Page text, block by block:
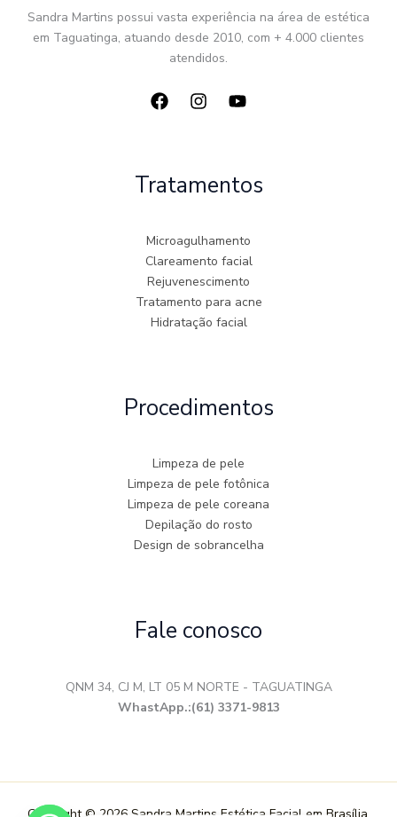
Sandra Martins possui vasta experiência na área de estética
em Taguatinga, atuando desde 2010, com + 4.000 clientes
atendidos.
Tratamentos
Microagulhamento
Clareamento facial
Rejuvenescimento
Tratamento para acne
Hidratação facial
Procedimentos
Limpeza de pele
Limpeza de pele fotônica
Limpeza de pele coreana
Depilação do rosto
Design de sobrancelha
Fale conosco
QNM 34, CJ M, LT 05 M NORTE - TAGUATINGA
WhastApp.:(61) 3371-9813
Copyright © 2026 Sandra Martins Estética Facial em Brasília.